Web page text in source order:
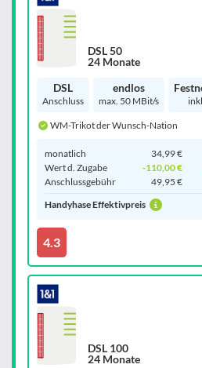
DSL 50
24 Monate
DSL
Anschluss
endlos
max. 50 MBit/s
WM-Trikot der Wunsch-Nation
monatlich
34,99 €
Wert d. Zugabe
-110,00 €
Anschluss­gebühr
49,95 €
Handyhase Effektivpreis
4.3
DSL 100
24 Monate